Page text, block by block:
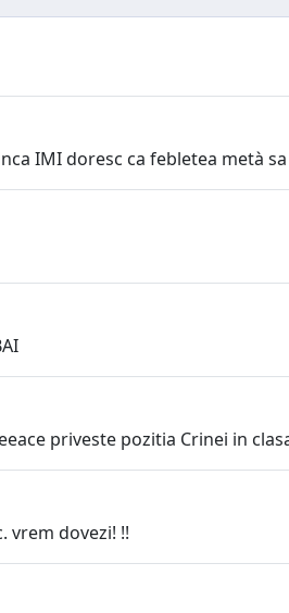
IMI doresc ca febletea metà
priveste pozitia Crinei in
vrem dovezi! !!